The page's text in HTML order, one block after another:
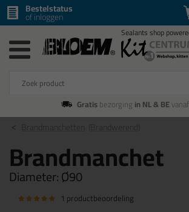
Bestelstatus
of inloggen
Gratisbezorging in NL & BEvanaf
(Brandwerend)
Brandmanchet
Diameter:Ø90
1 productbeoordeling